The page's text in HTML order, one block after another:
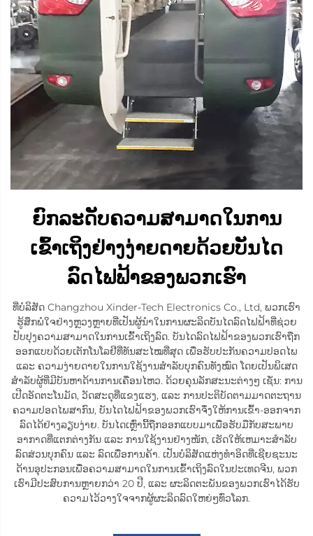
ຍົກລະດັບຄວາມສາມາດໃນການ
ເຂົ້າເຖິງຢ່າງງ່າຍດາຍດ້ວຍບັນໄດ
ລົດໄຟຟ້າຂອງພວກເຮົາ
ທີ່ບໍລິສັດ Changzhou Xinder-Tech Electronics Co., Ltd, ພວກເຮົາ
ຮູ້ສຶກພໍໃຈຢ່າງຫຼວງຫຼາຍທີ່ເປັນຜູ້ນຳໃນການຜະລິດບັນໄດລົດໄຟຟ້າທີ່ຊ່ວຍ
ປັບປຸງຄວາມສາມາດໃນການເຂົ້າເຖິງລົດ. ບັນໄດລົດໄຟຟ້າຂອງພວກເຮົາຖືກ
ອອກແບບດ້ວຍເຕັກໂນໂລຢີທີ່ທັນສະໄໝທີ່ສຸດ ເພື່ອຮັບປະກັນຄວາມປອດໄພ
ແລະ ຄວາມງ່າຍດາຍໃນການໃຊ້ງານສຳລັບບຸກຄົນທັງໝົດ ໂດຍເປັນພິເສດ
ສຳລັບຜູ້ທີ່ມີບັນຫາດ້ານການເຄື່ອນໄຫວ. ດ້ວຍຄຸນລັກສະນະຕ່າງໆ ເຊັ່ນ: ການ
ເປີດອັດຕະໂນມັດ, ວັດສະດຸທີ່ແຂງແຮງ, ແລະ ການປະຕິບັດຕາມມາດຕະຖານ
ຄວາມປອດໄພສາກົນ, ບັນໄດໄຟຟ້າຂອງພວກເຮົາຈຶ່ງໃຫ້ການເຂົ້າ-ອອກຈາກ
ລົດໄດ້ຢ່າງລຽບງ່າຍ. ບັນໄດເຫຼົ່ານີ້ຖືກອອກແບບມາເພື່ອຮັບມືກັບສະພາບ
ອາກາດທີ່ແຕກຕ່າງກັນ ແລະ ການໃຊ້ງານຢ່າງໜັກ, ເຮັດໃຫ້ເຫມາະສຳລັບ
ລົດສ່ວນບຸກຄົນ ແລະ ລົດເພື່ອການຄ້າ. ເປັນບໍລິສັດແຫ່ງທຳອິດທີ່ເຊີຍຊະນະ
ດ້ານອຸປະກອນເພື່ອຄວາມສາມາດໃນການເຂົ້າເຖິງລົດໃນປະເທດຈີນ, ພວກ
ເຮົາມີປະສົບການຫຼາຍກວ່າ 20 ປີ, ແລະ ຜະລິດຕະພັນຂອງພວກເຮົາໄດ້ຮັບ
ຄວາມໄວ້ວາງໃຈຈາກຜູ້ຜະລິດລົດໃຫຍ່ໆທົ່ວໂລກ.